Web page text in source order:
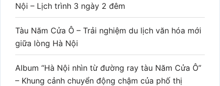
Nội – Lịch trình 3 ngày 2 đêm
Tàu Năm Cửa Ô – Trải nghiệm du lịch văn hóa mới
giữa lòng Hà Nội
Album “Hà Nội nhìn từ đường ray tàu Năm Cửa Ô”
– Khung cảnh chuyển động chậm của phố thị